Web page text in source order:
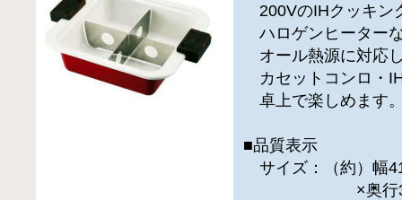
200VのIHクッキン
ハロゲンヒーター
オール熱源に対応
カセットコンロ・
卓上で楽しめます
■品質表示
サイズ：（約）幅
×奥行325×